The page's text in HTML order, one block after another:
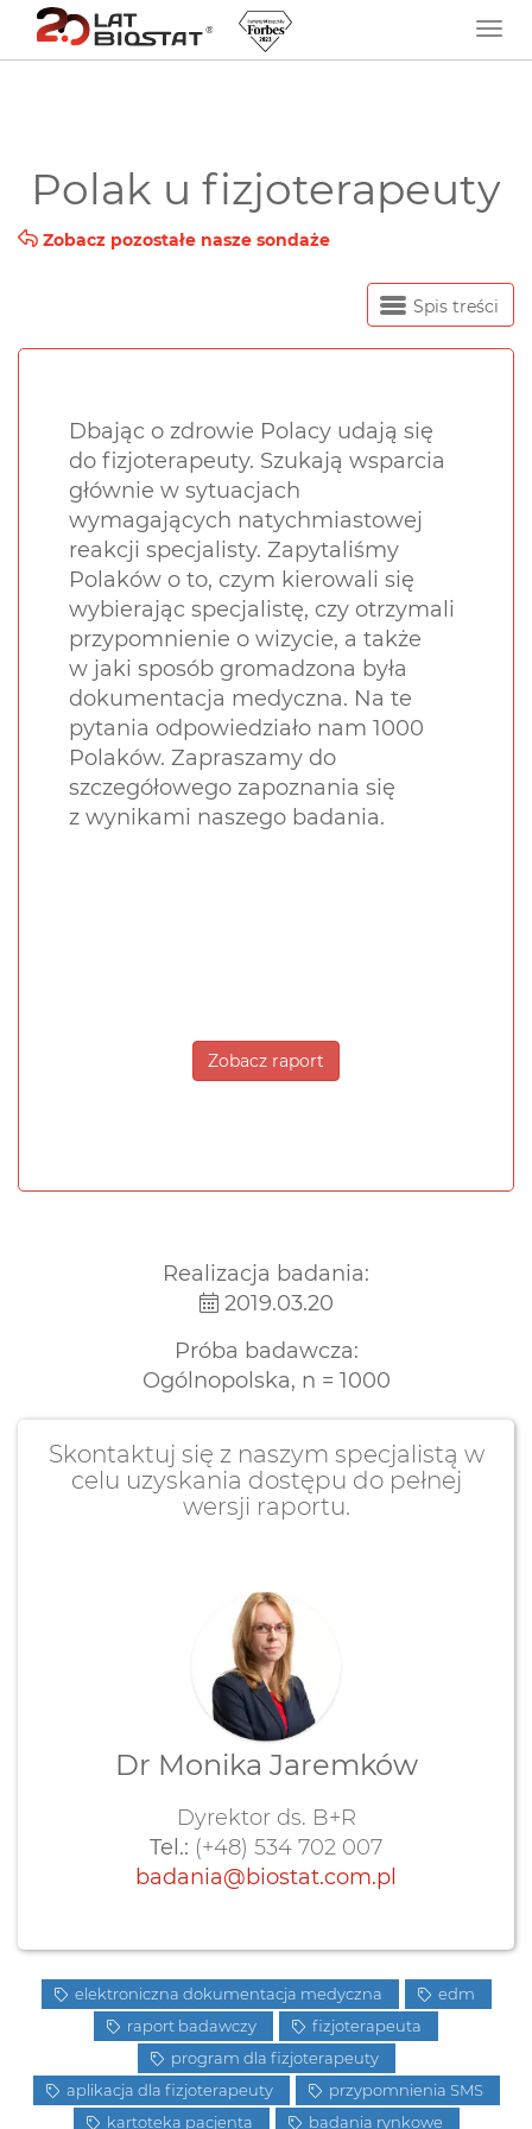
Polak u fizjoterapeuty
Zobacz pozostałe nasze sondaże
Spis treści
Dbając o zdrowie Polacy udają się
do fizjoterapeuty. Szukają wsparcia
głównie w sytuacjach
wymagających natychmiastowej
reakcji specjalisty. Zapytaliśmy
Polaków o to, czym kierowali się
wybierając specjalistę, czy otrzymali
przypomnienie o wizycie, a także
w jaki sposób gromadzona była
dokumentacja medyczna. Na te
pytania odpowiedziało nam 1000
Polaków. Zapraszamy do
szczegółowego zapoznania się
z wynikami naszego badania.
Zobacz raport
Realizacja badania:
2019.03.20
Próba badawcza:
Ogólnopolska, n = 1000
Skontaktuj się z naszym specjalistą w
celu uzyskania dostępu do pełnej
wersji raportu.
Dr Monika Jaremków
Dyrektor ds. B+R
Tel.: (+48) 534 702 007
badania@biostat.com.pl
elektroniczna dokumentacja medyczna
edm
raport badawczy
fizjoterapeuta
program dla fizjoterapeuty
aplikacja dla fizjoterapeuty
przypomnienia SMS
kartoteka pacjenta
badania rynkowe